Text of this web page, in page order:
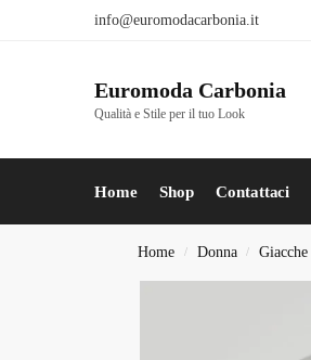
info@euromodacarbonia.it
Euromoda Carbonia
Qualità e Stile per il tuo Look
Home Shop Contattaci
Home / Donna / Giacche